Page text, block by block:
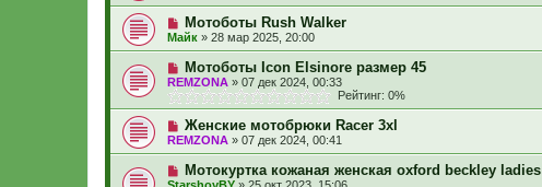
Мотоботы Rush Walker
Майк » 28 мар 2025, 20:00
Мотоботы Icon Elsinore размер 45
REMZONA » 07 дек 2024, 00:33
Рейтинг: 0%
Женские мотобрюки Racer 3xl
REMZONA » 07 дек 2024, 00:41
Мотокуртка кожаная женская oxford beckley ladies